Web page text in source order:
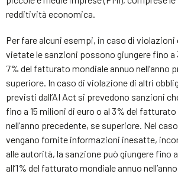
redditività economica.
Per fare alcuni esempi, in caso di violazioni
vietate le sanzioni possono giungere fino a
7% del fatturato mondiale annuo nell’anno
superiore. In caso di violazione di altri
previsti dall’AI Act si prevedono sanzioni
fino a 15 milioni di euro o al 3% del
nell’anno precedente, se superiore. Nel
vengano fornite informazioni inesatte,
alle autorità, la sanzione può giungere fino
all’1% del fatturato mondiale annuo